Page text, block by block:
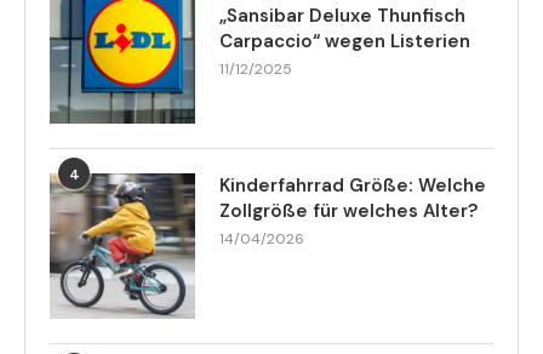
„Sansibar Deluxe Thunfisch
Carpaccio“ wegen Listerien
11/12/2025
4
Kinderfahrrad Größe: Welche
Zollgröße für welches Alter?
14/04/2026